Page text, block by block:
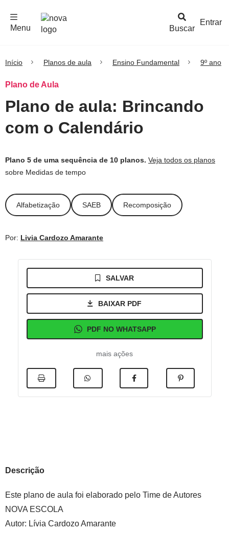
Buscar
Menu
Entrar
Início Planos de aula Ensino Fundamental 9º ano
Plano de Aula
Plano de aula: Brincando
com o Calendário
Plano 5 de uma sequência de 10 planos. Veja todos os planos
sobre Medidas de tempo
Alfabetização SAEB Recomposição
Por: Livia Cardozo Amarante
SALVAR
BAIXAR PDF
PDF NO WHATSAPP
mais ações
Descrição
Este plano de aula foi elaborado pelo Time de Autores
NOVA ESCOLA
Autor: Lívia Cardozo Amarante